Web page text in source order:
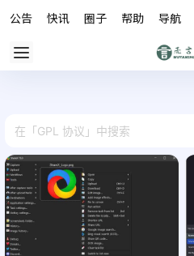
公告 快讯 圈子 帮助 导航